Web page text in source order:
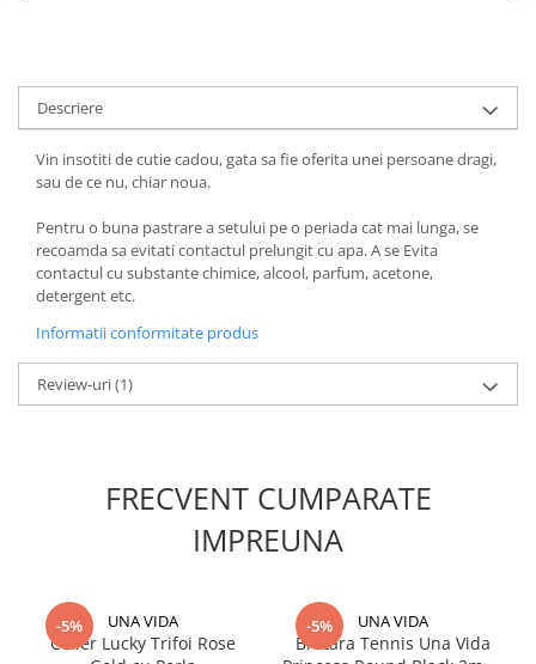
Descriere
Vin insotiti de cutie cadou, gata sa fie oferita unei persoane dragi,
sau de ce nu, chiar noua.
Pentru o buna pastrare a setului pe o periada cat mai lunga, se
recoamda sa evitati contactul prelungit cu apa. A se Evita
contactul cu substante chimice, alcool, parfum, acetone,
detergent etc.
Informatii conformitate produs
Review-uri(1)
FRECVENT CUMPARATE
IMPREUNA
-5% UNA VIDA
Colier Lucky Trifoi Rose
-5% UNA VIDA
Bratara Tennis Una Vida